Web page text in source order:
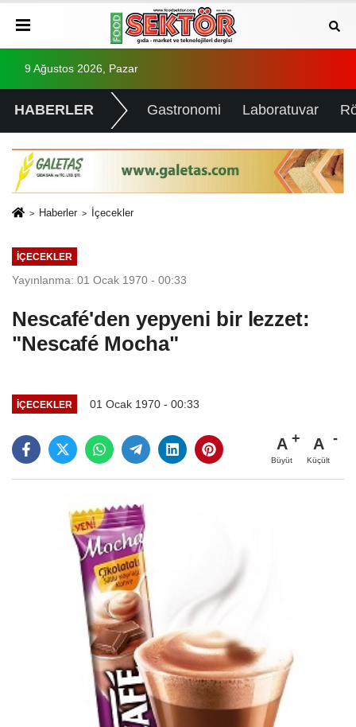
9 Ağustos 2026, Pazar
HABERLER Gastronomi Laboratuvar
Haberler İçecekler
İÇECEKLER
Yayınlanma: 01 Ocak 1970 - 00:33
Nescafé'den yepyeni bir lezzet:
"Nescafé Mocha"
İÇECEKLER 01 Ocak 1970 - 00:33
A
Büyüt
A
Küçült